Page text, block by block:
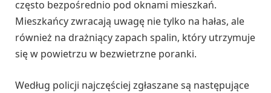
często bezpośrednio pod oknami mieszkań.
Mieszkańcy zwracają uwagę nie tylko na hałas, ale
również na drażniący zapach spalin, który utrzymuje
się w powietrzu w bezwietrzne poranki.
Według policji najczęściej zgłaszane są następujące